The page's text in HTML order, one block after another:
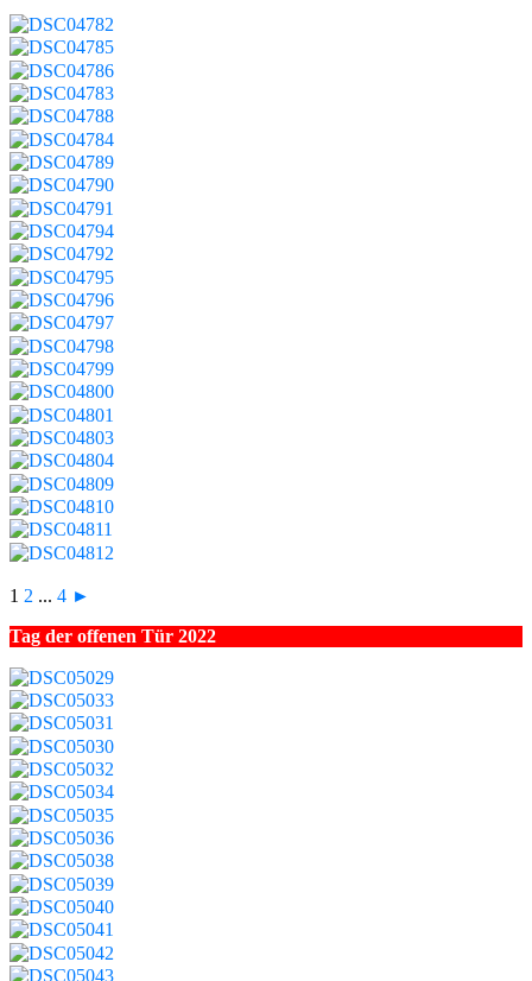
1 2 ... 4 ►
Tag der offenen Tür 2022